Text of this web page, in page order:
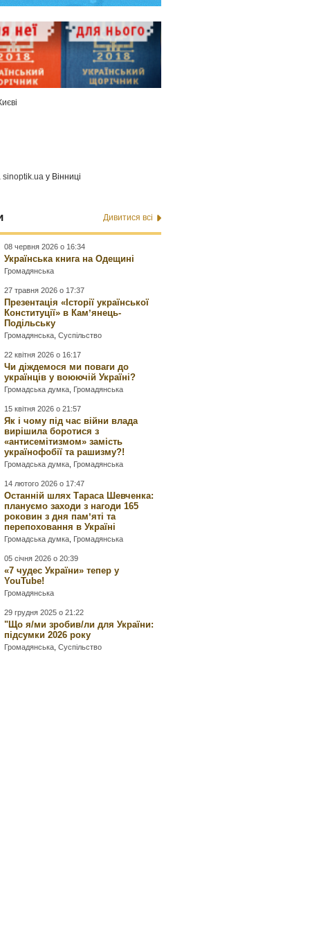
sinoptik.ua у Вінниці
Дивитися всі
08 червня 2026 о 16:34
Українська книга на Одещині
Громадянська
27 травня 2026 о 17:37
Презентація «Історії української
Конституції» в Камʼянець-
Подільську
Громадянська ,Суспільство
22 квітня 2026 о 16:17
Чи діждемося ми поваги до
українців у воюючій Україні?
Громадська думка Громадянська
15 квітня 2026 о 21:57
Як і чому під час війни влада
вирішила боротися з
«антисемітизмом» замість
українофобії та рашизму?!
Громадська думка Громадянська
14 лютого 2026 о 17:47
Останній шлях Тараса Шевченка:
плануємо заходи з нагоди 165
роковин з дня памʼяті та
перепоховання в Україні
Громадська думка Громадянська
05 січня 2026 о 20:39
«7 чудес України» тепер у
YouTube!
Громадянська
29 грудня 2025 о 21:22
"Що я/ми зробив/ли для України:
підсумки 2026 року
Громадянська ,Суспільство